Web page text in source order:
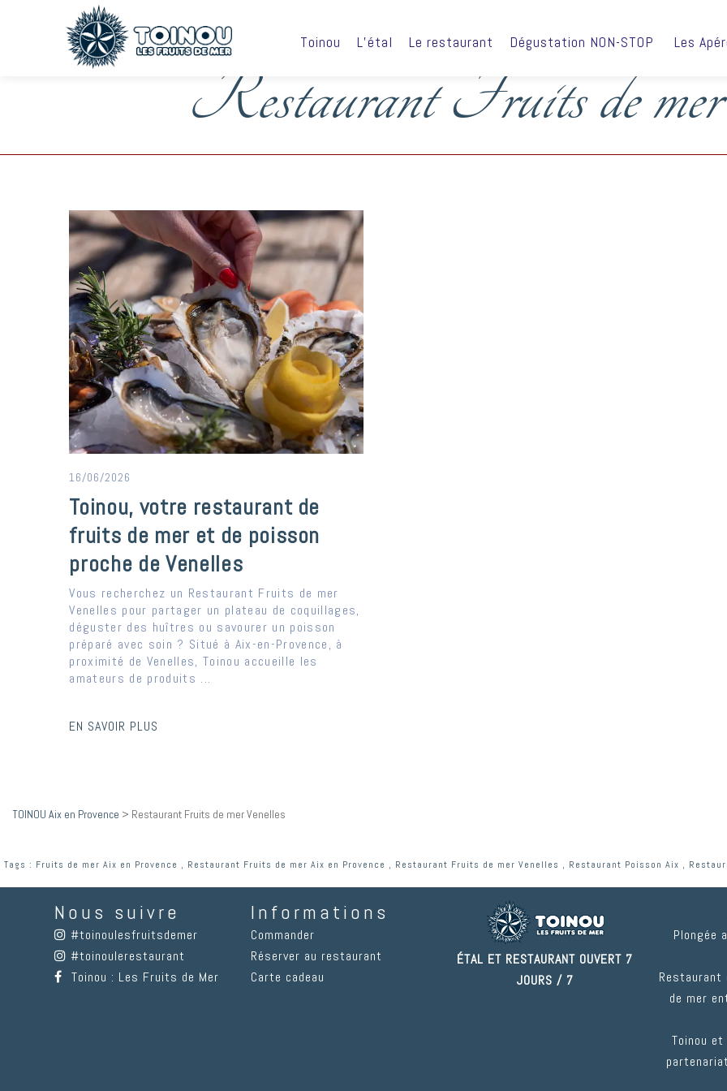
Toinou L’étal Le restaurant Dégustation NON-STOP Les
Restaurant Fruits de
16/06/2026
Toinou, votre restaurant de
fruits de mer et de poisson
proche de Venelles
Vous recherchez un Restaurant Fruits de mer
Venelles pour partager un plateau de coquillages,
déguster des huîtres ou savourer un poisson
préparé avec soin ? Situé à Aix-en-Provence, à
proximité de Venelles, Toinou accueille les
amateurs de produits ...
EN SAVOIR PLUS
TOINOU Aix en Provence > Restaurant Fruits de mer Venelles
Tags : Fruits de mer Aix en Provence , Restaurant Fruits de mer Aix en Provence , Restaurant Fruits de mer Venelles , Restaurant Poisson Aix ,
Nous suivre
#toinoulesfruitsdemer
#toinoulerestaurant
Toinou : Les Fruits de Mer
Informations
Commander
Réserver au restaurant
Carte cadeau
ÉTAL ET RESTAURANT OUVERT 7
JOURS / 7
Plongée
de mer
Toinou et